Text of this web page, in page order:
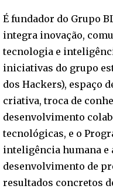
É fundador do Grupo
integra inovação,
tecnologia e
iniciativas do grupo
dos Hackers), espaço
criativa, troca de
desenvolvimento
tecnológicas, e o
inteligência humana
desenvolvimento de
resultados concretos